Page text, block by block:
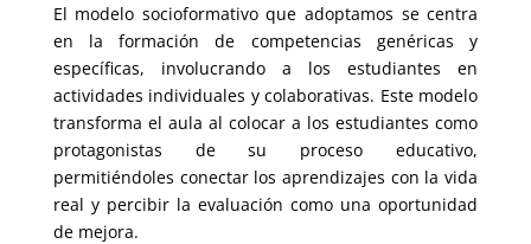
El modelo socioformativo que adoptamos se centra
en la formación de competencias genéricas y
específicas, involucrando a los estudiantes en
actividades individuales y colaborativas. Este modelo
transforma el aula al colocar a los estudiantes como
protagonistas de su proceso educativo,
permitiéndoles conectar los aprendizajes con la vida
real y percibir la evaluación como una oportunidad
de mejora.